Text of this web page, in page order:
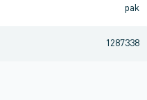
pak
1287338